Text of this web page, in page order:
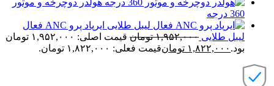
هولدر دوچرخه و موتور
360 درجه
ایرپاد پرو ANC فعال
لیبل طلایی ۱,۹۵۲,۰۰۰ تومان
قیمت اصلی: ۱,۹۵۲,۰۰۰ تومان
بود. ۱,۸۲۲,۰۰۰ تومانقیمت فعلی: ۱,۸۲۲,۰۰۰ تومان.